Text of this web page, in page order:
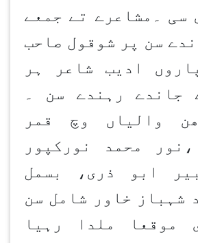
سی ۔مشاعرے تے جمعے
سن پر شوقول صاحب
ادیب شاعر ہر
جاندے رہندے سن ۔
والیاں وچ قمر
محمد نورکپور
ابو ذری، بسمل
شہباز خاور شامل سن
موقعا ملدا رہیا